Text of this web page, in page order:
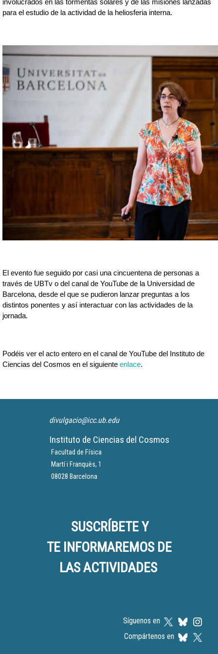
involucrados en las tormentas solares y de las misiones lanzadas
para el estudio de la actividad de la heliosferia interna.
El evento fue seguido por casi una cincuentena de personas a
través de UBTv o del canal de YouTube de la Universidad de
Barcelona, desde el que se pudieron lanzar preguntas a los
distintos ponentes y así interactuar con las actividades de la
jornada.
Podéis ver el acto entero en el canal de YouTube del Instituto de
Ciencias del Cosmos en el siguiente enlace.
divulgacio@icc.ub.edu
Instituto de Ciencias del Cosmos
Facultad de Física
Martí i Franquès, 1
08028 Barcelona
SUSCRÍBETE Y
TE INFORMAREMOS DE
LAS ACTIVIDADES
Síguenos en
Compártenos en